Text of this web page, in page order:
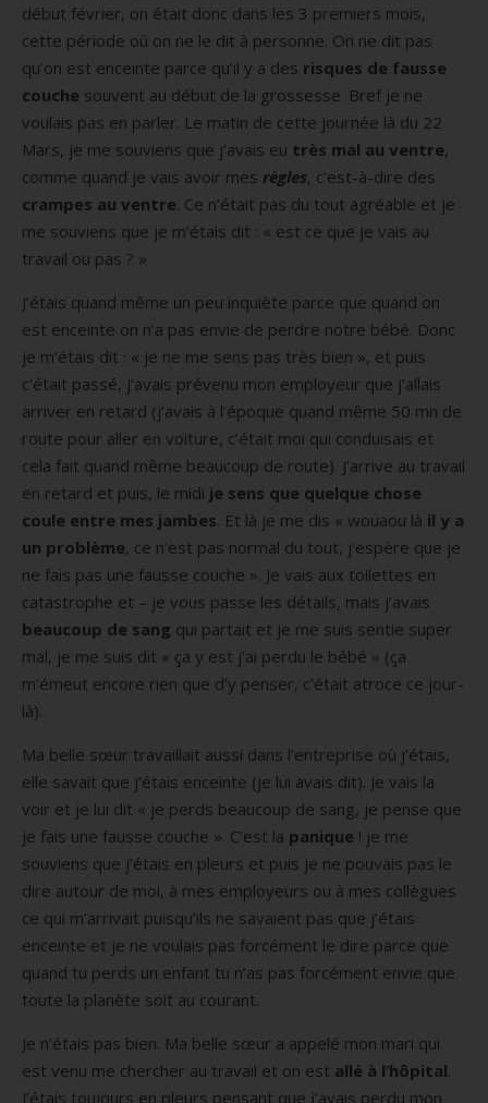
début février, on était donc dans les 3 premiers mois,
cette période où on ne le dit à personne. On ne dit pas
qu’on est enceinte parce qu’il y a des risques de fausse
couche souvent au début de la grossesse. Bref je ne
voulais pas en parler. Le matin de cette journée là du 22
Mars, je me souviens que j’avais eu très mal au ventre,
comme quand je vais avoir mes règles, c’est-à-dire des
crampes au ventre. Ce n’était pas du tout agréable et je
me souviens que je m’étais dit : « est ce que je vais au
travail ou pas ? »
J’étais quand même un peu inquiète parce que quand on
est enceinte on n’a pas envie de perdre notre bébé. Donc
je m’étais dit : « je ne me sens pas très bien », et puis
c’était passé, j’avais prévenu mon employeur que j’allais
arriver en retard (j’avais à l’époque quand même 50 mn de
route pour aller en voiture, c’était moi qui conduisais et
cela fait quand même beaucoup de route). J’arrive au travail
en retard et puis, le midi je sens que quelque chose
coule entre mes jambes. Et là je me dis « wouaou là il y a
un problème, ce n’est pas normal du tout, j’espère que je
ne fais pas une fausse couche ». Je vais aux toilettes en
catastrophe et – je vous passe les détails, mais j’avais
beaucoup de sang qui partait et je me suis sentie super
mal, je me suis dit « ça y est j’ai perdu le bébé » (ça
m’émeut encore rien que d’y penser, c’était atroce ce jour-
là).
Ma belle sœur travaillait aussi dans l’entreprise où j’étais,
elle savait que j’étais enceinte (je lui avais dit). Je vais la
voir et je lui dit « je perds beaucoup de sang, je pense que
je fais une fausse couche ». C’est la panique ! je me
souviens que j’étais en pleurs et puis je ne pouvais pas le
dire autour de moi, à mes employeurs ou à mes collègues
ce qui m’arrivait puisqu’ils ne savaient pas que j’étais
enceinte et je ne voulais pas forcément le dire parce que
quand tu perds un enfant tu n’as pas forcément envie que
toute la planète soit au courant.
Je n’étais pas bien. Ma belle sœur a appelé mon mari qui
est venu me chercher au travail et on est allé à l’hôpital.
J’étais toujours en pleurs pensant que j’avais perdu mon